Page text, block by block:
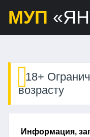
МУП
18+
возрасту
Информация,